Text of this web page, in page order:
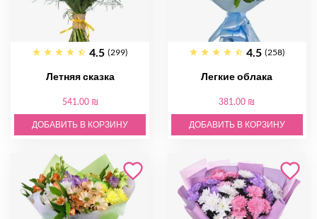
4.5 (299)
Летняя сказка
541.00 ₪
ДОБАВИТЬ В КОРЗИНУ
4.5 (258)
Легкие облака
381.00 ₪
ДОБАВИТЬ В КОРЗИНУ